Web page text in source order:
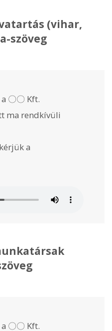
(vihar,
szöveg
〇〇 Kft.
ma rendkívüli
a
〇〇 Kft.